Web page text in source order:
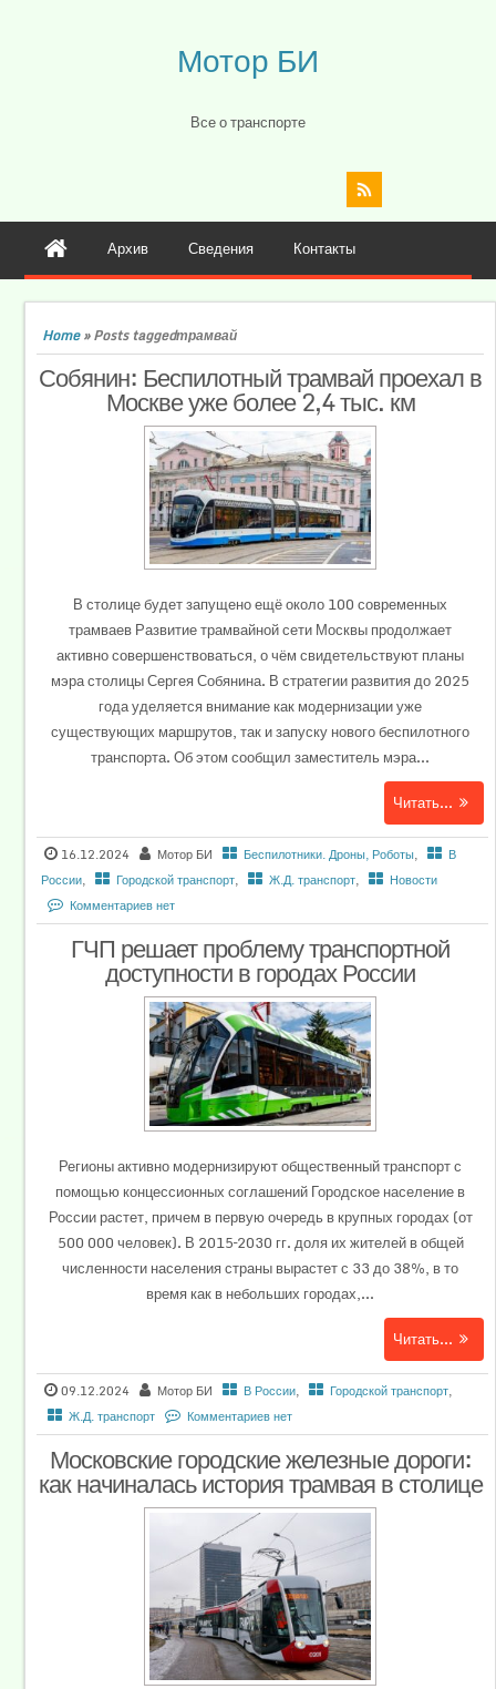
Мотор БИ
Все о транспорте
Архив Сведения Контакты
Home»Posts taggedтрамвай
Собянин: Беспилотный трамвай проехал в
Москве уже более 2,4 тыс. км
В столице будет запущено ещё около 100 современных
трамваев Развитие трамвайной сети Москвы продолжает
активно совершенствоваться, о чём свидетельствуют планы
мэра столицы Сергея Собянина. В стратегии развития до 2025
года уделяется внимание как модернизации уже
существующих маршрутов, так и запуску нового беспилотного
транспорта. Об этом сообщил заместитель мэра...
Читать...
16.12.2024 Мотор БИ Беспилотники. Дроны, Роботы,
В
России, Городской транспорт, Ж.Д. транспорт,
Новости
Комментариев нет
ГЧП решает проблему транспортной
доступности в городах России
Регионы активно модернизируют общественный транспорт с
помощью концессионных соглашений Городское население в
России растет, причем в первую очередь в крупных городах (от
500 000 человек). В 2015–2030 гг. доля их жителей в общей
численности населения страны вырастет с 33 до 38%, в то
время как в небольших городах,...
Читать...
09.12.2024 Мотор БИ В России, Городской транспорт,
Ж.Д. транспорт
Комментариев нет
Московские городские железные дороги:
как начиналась история трамвая в столице